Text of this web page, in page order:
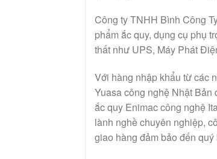
Công ty TNHH Bình Công
phẩm ắc quy, dụng cụ phụ
thất như UPS, Máy Phát
Với hàng nhập khẩu từ các
Yuasa công nghệ Nhật
ắc quy Enimac công nghệ
lành nghề chuyên nghiệp,
giao hàng đảm bảo đến quý